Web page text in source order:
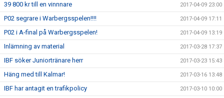
39 800 kr till en vinnnare 2017-04-09 23:00
P02 segrare i Warbergsspelen!!!! 2017-04-09 17:11
P02 i A-final på Warbergsspelen! 2017-04-09 13:19
Inlämning av material 2017-03-28 17:37
IBF söker Juniortränare herr 2017-03-23 15:43
Häng med till Kalmar! 2017-03-16 13:48
IBF har antagit en trafikpolicy 2017-03-10 10:00